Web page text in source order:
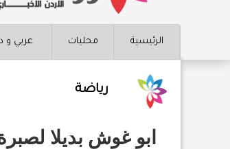
الرئيسية محليات عربي و
رياضة
ابو غوش بديلا